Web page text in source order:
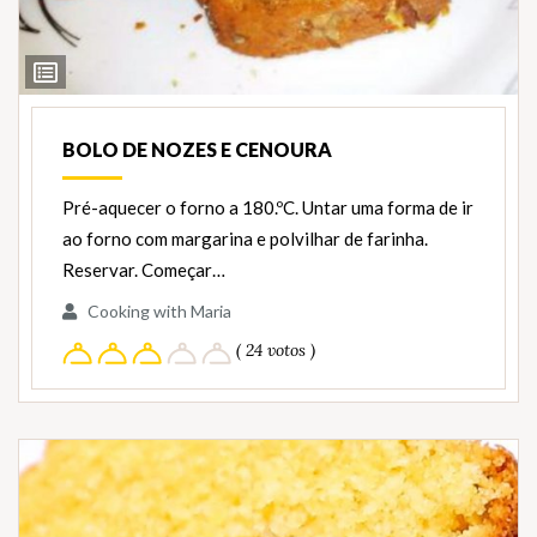
Ver
Ingredientes
BOLO DE NOZES E CENOURA
Pré-aquecer o forno a 180.ºC. Untar uma forma de ir
ao forno com margarina e polvilhar de farinha.
Reservar. Começar…
Cooking with Maria
( 24 votos )